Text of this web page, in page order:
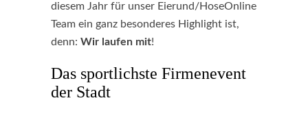
diesem Jahr für unser Eierund/HoseOnline
Team ein ganz besonderes Highlight ist,
denn: Wir laufen mit!
Das sportlichste Firmenevent
der Stadt